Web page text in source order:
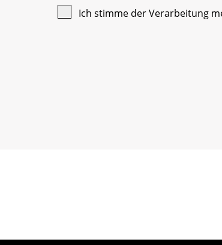
Ich stimme der Verarbeitung